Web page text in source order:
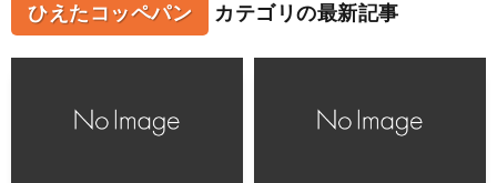
ひえたコッペパン カテゴリの最新記事